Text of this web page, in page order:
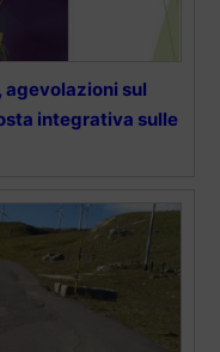
agevolazioni sul
integrativa sulle